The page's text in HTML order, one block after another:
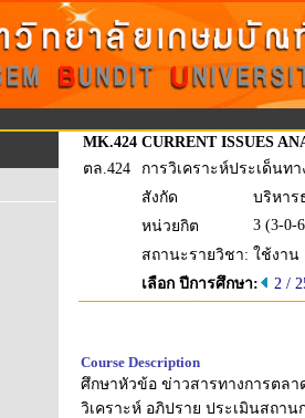
MK.424 CURRENT ISSUES
ตล.424
การวิเคราะห์ประเด็นท
สังกัด
บริหาร
หน่วยกิต
3 (3-0-
สถานะรายวิชา: ใช้งาน
เลือก ปีการศึกษา:
2 /
Course Description
ศึกษาหัวข้อ ข่าวสารทางการตล
วิเคราะห์ อภิปราย ประเมินสถา